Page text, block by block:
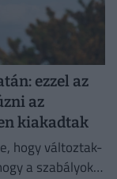
ezzel az
az
kiakadtak
hogy változtak-
a szabályok